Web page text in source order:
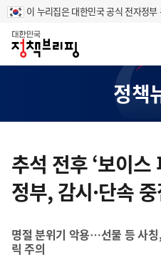
이 누리집은 대한민국 공식 전자정부
홈
정책
텐
츠
영
추석 전후 ‘보이
정부, 감시·단속
명절 분위기 악용…선물 등 사
릭 주의